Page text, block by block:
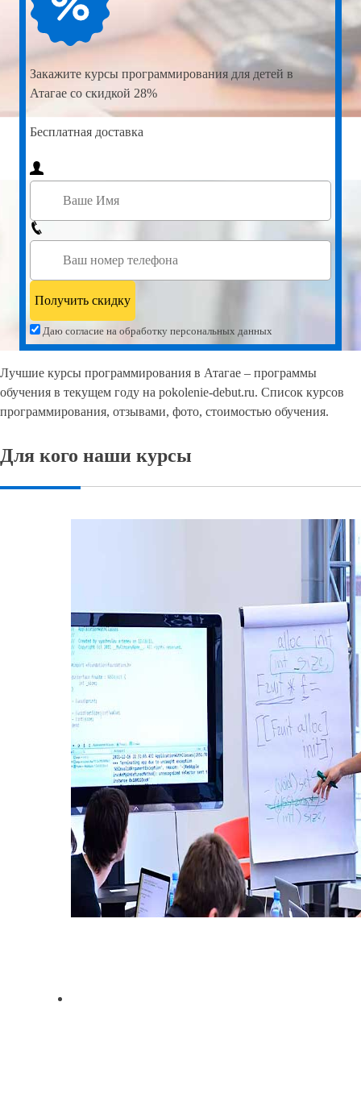
Закажите курсы программирования для детей в
Атагае со скидкой 28%
Бесплатная доставка
Даю согласие на обработку персональных данных
Лучшие курсы программирования в Атагае – программы
обучения в текущем году на pokolenie-debut.ru. Список курсов
программирования, отзывами, фото, стоимостью обучения.
Для кого наши курсы